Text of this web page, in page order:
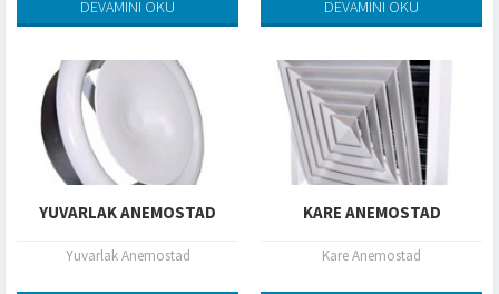
DEVAMINI OKU DEVAMINI OKU
YUVARLAK ANEMOSTAD
Yuvarlak Anemostad
KARE ANEMOSTAD
Kare Anemostad